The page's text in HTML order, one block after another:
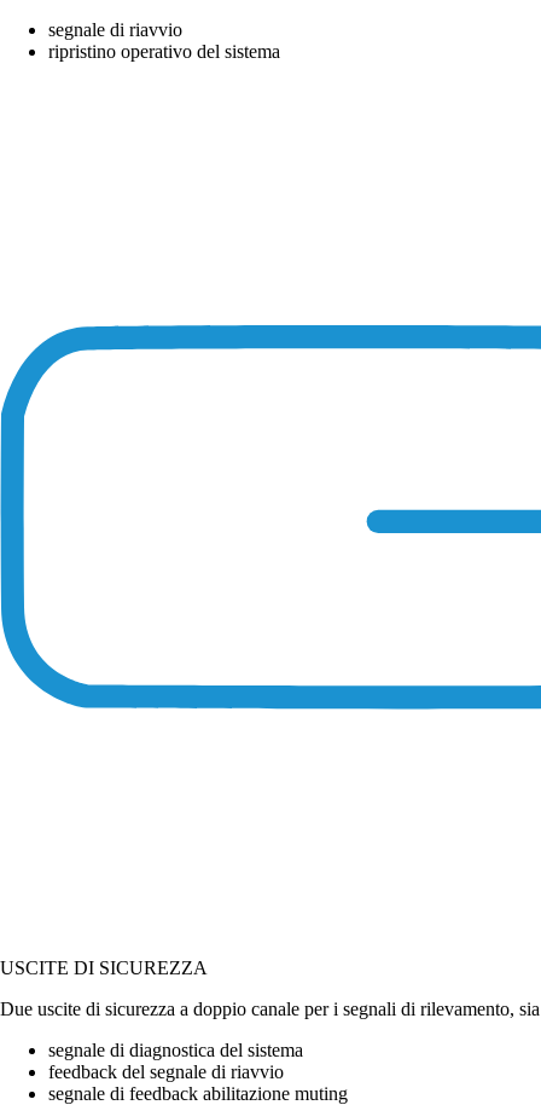
segnale di riavvio
ripristino operativo del sistema
USCITE DI SICUREZZA
Due uscite di sicurezza a doppio canale per i segnali di rilevamento,
segnale di diagnostica del sistema
feedback del segnale di riavvio
segnale di feedback abilitazione muting